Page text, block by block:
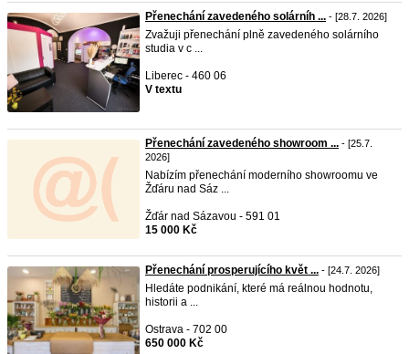
Přenechání zavedeného solárníh ... - [28.7. 2026]
Zvažuji přenechání plně zavedeného solárního
studia v c ...
Liberec - 460 06
V textu
Přenechání zavedeného showroom ... - [25.7.
2026]
Nabízím přenechání moderního showroomu ve
Žďáru nad Sáz ...
Žďár nad Sázavou - 591 01
15 000 Kč
Přenechání prosperujícího květ ... - [24.7. 2026]
Hledáte podnikání, které má reálnou hodnotu,
historii a ...
Ostrava - 702 00
650 000 Kč